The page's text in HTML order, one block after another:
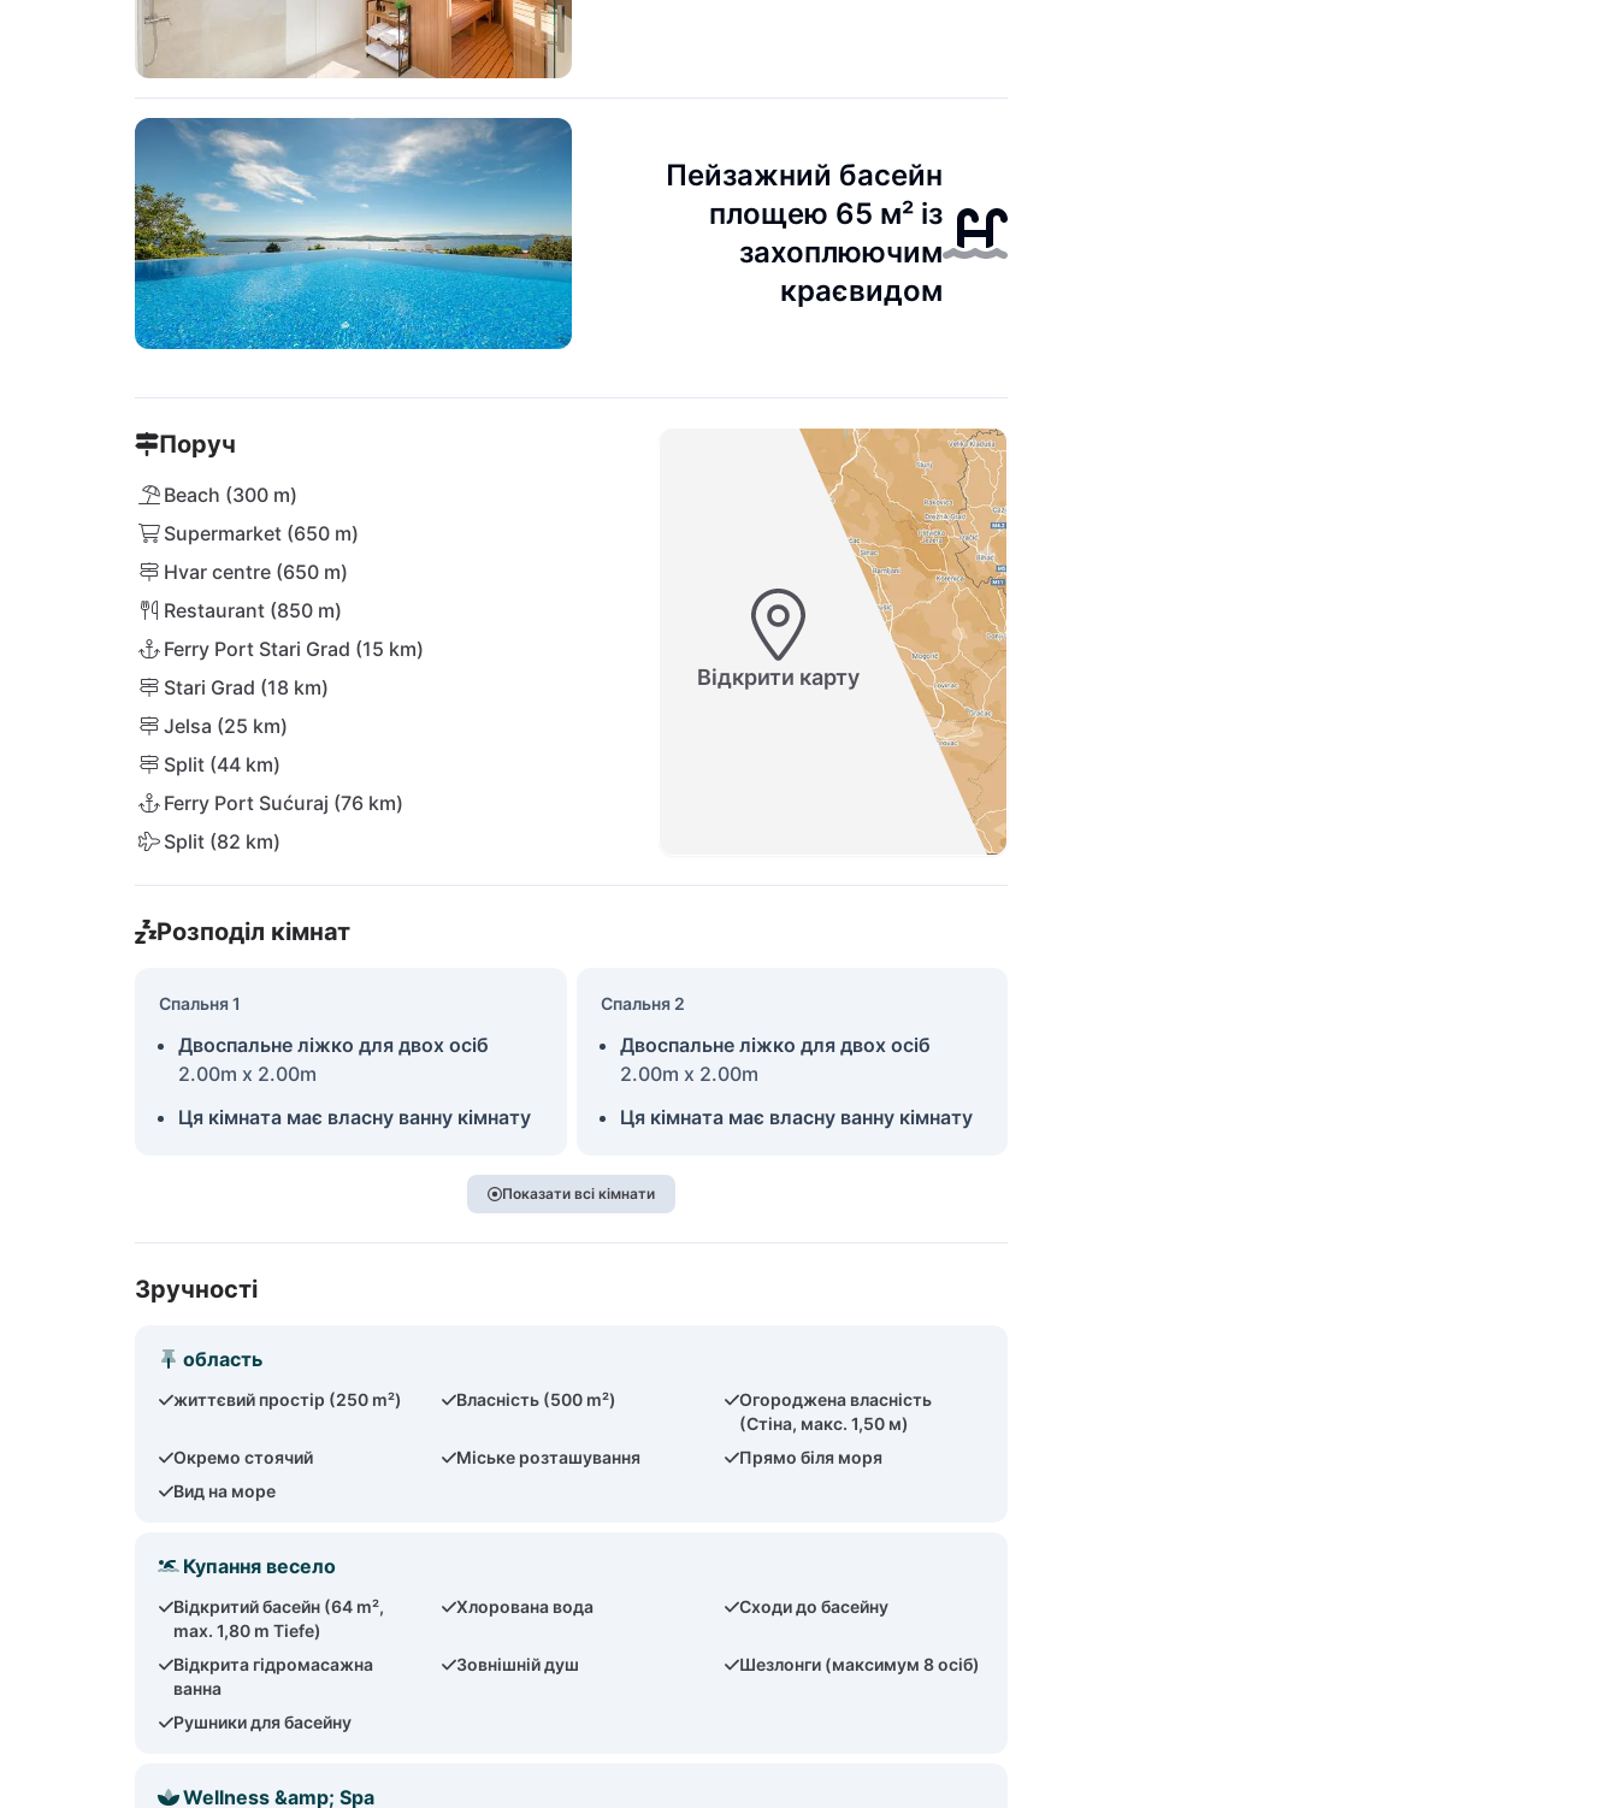
Пейзажний басейн
площею 65 м² із
захоплюючим
краєвидом
Поруч
Beach (300 m)
Supermarket (650 m)
Hvar centre (650 m)
Restaurant (850 m)
Ferry Port Stari Grad (15 km)
Stari Grad (18 km)
Jelsa (25 km)
Split (44 km)
Ferry Port Sućuraj (76 km)
Split (82 km)
Відкрити карту
Розподіл кімнат
Спальня 1
Двоспальне ліжко для двох осіб
2.00m x 2.00m
Ця кімната має власну ванну кімнату
Спальня 2
Двоспальне ліжко для двох осіб
2.00m x 2.00m
Ця кімната має власну ванну кімнату
Показати всі кімнати
Зручності
область
життєвий простір (250 m²) Власність (500 m²)
Огороджена власність
(Стіна, макс. 1,50 м)
Окремо стоячий
Міське розташування
Прямо біля моря
Вид на море
Купання весело
Відкритий басейн (64 m²,
max. 1,80 m Tiefe)
Хлорована вода Сходи до басейну
Відкрита гідромасажна
ванна
Зовнішній душ Шезлонги (максимум 8 осіб)
Рушники для басейну
Wellness &amp; Spa